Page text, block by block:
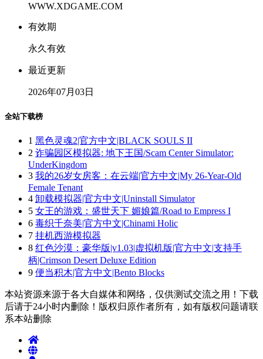
WWW.XDGAME.COM
有效期
永久有效
最近更新
2026年07月03日
全站下载榜
1 黑色灵魂2|官方中文|BLACK SOULS II
2 诈骗园区模拟器: 地下王国/Scam Center Simulator:
UnderKingdom
3 我的26岁女房客：在云端|官方中文|My 26-Year-Old
Female Tenant
4 卸载模拟器|官方中文|Uninstall Simulator
5 女王的游戏：盛世天下 媚娘篇/Road to Empress I
6 毒织千奈美|官方中文|Chinami Holic
7 挂机西游模拟器
8 红色沙漠：豪华版|v1.03|虚拟机版|官方中文|支持手
柄|Crimson Desert Deluxe Edition
9 便当积木|官方中文|Bento Blocks
本站资源来源于各大自媒体和网络，仅供测试交流之用！下载
后请于24小时内删除！版权归原作者所有，如有版权问题请联
系本站删除